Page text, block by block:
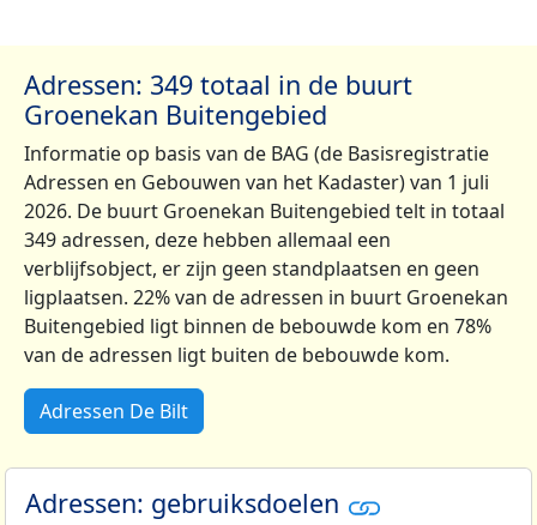
Adressen: 349 totaal in de buurt
Groenekan Buitengebied
Informatie op basis van de BAG (de Basisregistratie
Adressen en Gebouwen van het Kadaster) van 1 juli
2026. De buurt Groenekan Buitengebied telt in totaal
349 adressen, deze hebben allemaal een
verblijfsobject, er zijn geen standplaatsen en geen
ligplaatsen. 22% van de adressen in buurt Groenekan
Buitengebied ligt binnen de bebouwde kom en 78%
van de adressen ligt buiten de bebouwde kom.
Adressen De Bilt
Adressen: gebruiksdoelen